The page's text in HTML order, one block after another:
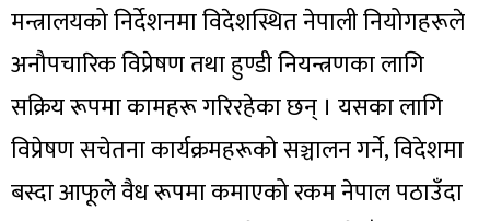
मन्त्रालयको निर्देशनमा विदेशस्थित नेपाली नियोगहरूले
अनौपचारिक विप्रेषण तथा हुण्डी नियन्त्रणका लागि
सक्रिय रूपमा कामहरू गरिरहेका छन् । यसका लागि
विप्रेषण सचेतना कार्यक्रमहरूको सञ्चालन गर्ने, विदेशमा
बस्दा आफूले वैध रूपमा कमाएको रकम नेपाल पठाउँदा